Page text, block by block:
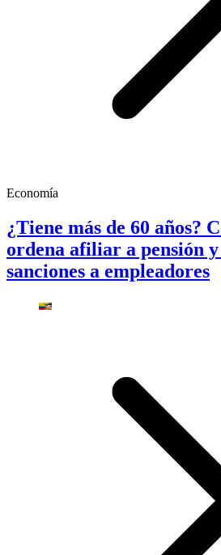
Economía
¿Tiene más de 60 años?
ordena afiliar a pensión
sanciones a empleadores